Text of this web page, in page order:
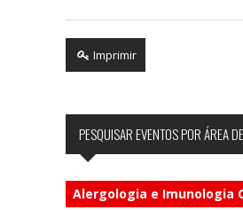
Imprimir
PESQUISAR EVENTOS POR ÁREA
Alergologia e Imunologia